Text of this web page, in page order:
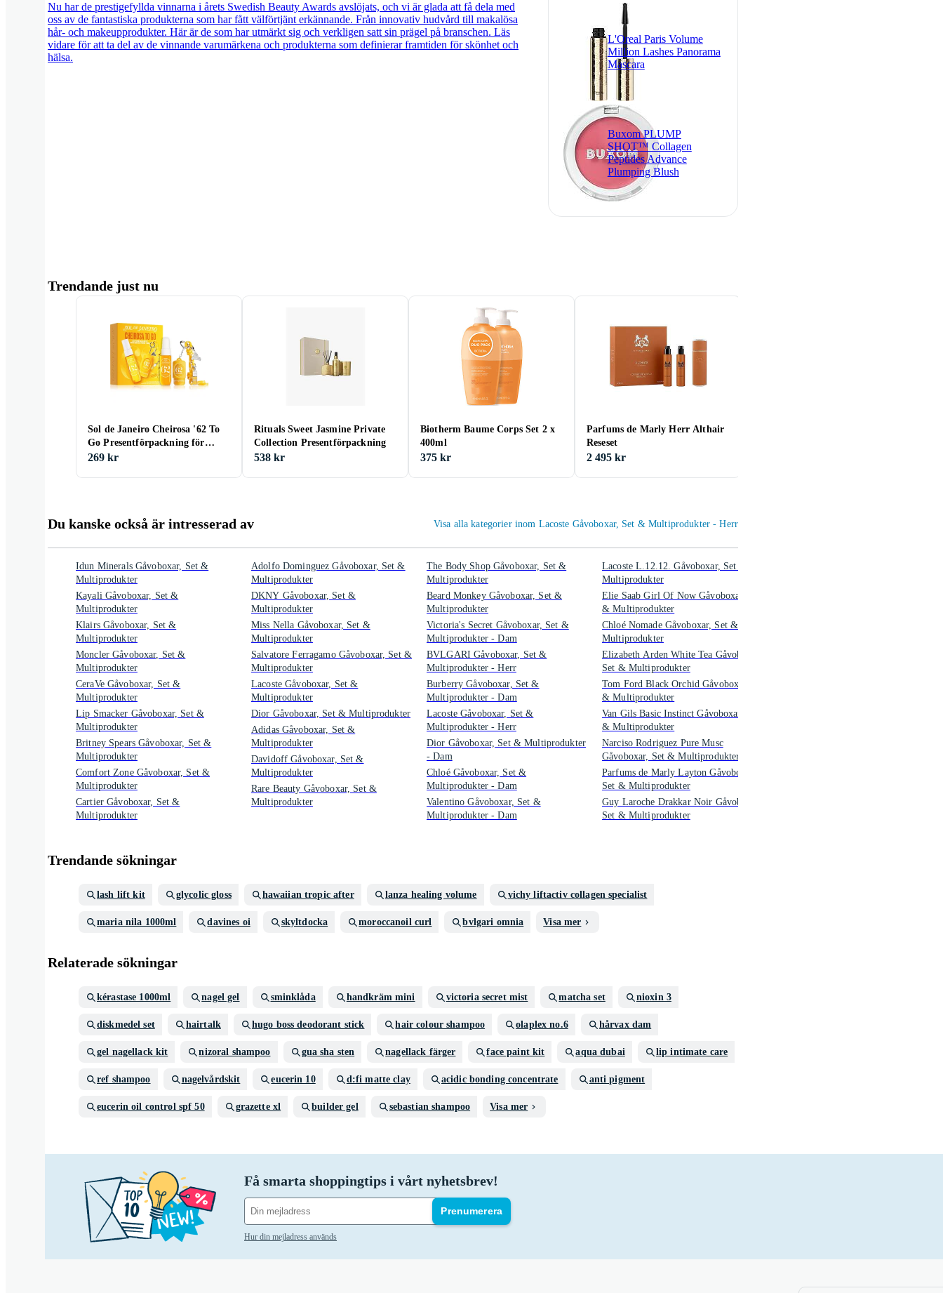
Nu har de prestigefyllda vinnarna i årets Swedish Beauty Awards avslöjats, och vi är glada att få dela med
oss av de fantastiska produkterna som har fått välförtjänt erkännande. Från innovativ hudvård till makalösa
hår- och makeupprodukter. Här är de som har utmärkt sig och verkligen satt sin prägel på branschen. Läs
vidare för att ta del av de vinnande varumärkena och produkterna som definierar framtiden för skönhet och
hälsa.
L'Oreal Paris Volume
Million Lashes Panorama
Mascara
Buxom PLUMP
SHOT™ Collagen
Peptides Advance
Plumping Blush
Trendande just nu
Sol de Janeiro Cheirosa '62 To
Go Presentförpackning för
Kvinnor
269 kr
Rituals Sweet Jasmine Private
Collection Presentförpackning
538 kr
Biotherm Baume Corps Set 2 x
400ml
375 kr
Parfums de Marly Herr Althair
Reseset
2 495 kr
Du kanske också är intresserad av Visa alla kategorier inom Lacoste Gåvoboxar, Set & Multiprodukter - Herr
Idun Minerals Gåvoboxar, Set &
Multiprodukter
Kayali Gåvoboxar, Set &
Multiprodukter
Klairs Gåvoboxar, Set &
Multiprodukter
Moncler Gåvoboxar, Set &
Multiprodukter
CeraVe Gåvoboxar, Set &
Multiprodukter
Lip Smacker Gåvoboxar, Set &
Multiprodukter
Britney Spears Gåvoboxar, Set &
Multiprodukter
Comfort Zone Gåvoboxar, Set &
Multiprodukter
Cartier Gåvoboxar, Set &
Multiprodukter
Adolfo Dominguez Gåvoboxar, Set &
Multiprodukter
DKNY Gåvoboxar, Set &
Multiprodukter
Miss Nella Gåvoboxar, Set &
Multiprodukter
Salvatore Ferragamo Gåvoboxar, Set &
Multiprodukter
Lacoste Gåvoboxar, Set &
Multiprodukter
Dior Gåvoboxar, Set & Multiprodukter
Adidas Gåvoboxar, Set &
Multiprodukter
Davidoff Gåvoboxar, Set &
Multiprodukter
Rare Beauty Gåvoboxar, Set &
Multiprodukter
The Body Shop Gåvoboxar, Set &
Multiprodukter
Beard Monkey Gåvoboxar, Set &
Multiprodukter
Victoria's Secret Gåvoboxar, Set &
Multiprodukter - Dam
BVLGARI Gåvoboxar, Set &
Multiprodukter - Herr
Burberry Gåvoboxar, Set &
Multiprodukter - Dam
Lacoste Gåvoboxar, Set &
Multiprodukter - Herr
Dior Gåvoboxar, Set & Multiprodukter
- Dam
Chloé Gåvoboxar, Set &
Multiprodukter - Dam
Valentino Gåvoboxar, Set &
Multiprodukter - Dam
Lacoste L.12.12. Gåvoboxar, Set &
Multiprodukter
Elie Saab Girl Of Now Gåvoboxar, Set
& Multiprodukter
Chloé Nomade Gåvoboxar, Set &
Multiprodukter
Elizabeth Arden White Tea Gåvoboxar,
Set & Multiprodukter
Tom Ford Black Orchid Gåvoboxar, Set
& Multiprodukter
Van Gils Basic Instinct Gåvoboxar, Set
& Multiprodukter
Narciso Rodriguez Pure Musc
Gåvoboxar, Set & Multiprodukter
Parfums de Marly Layton Gåvoboxar,
Set & Multiprodukter
Guy Laroche Drakkar Noir Gåvoboxar,
Set & Multiprodukter
Trendande sökningar
lash lift kit glycolic gloss hawaiian tropic after lanza healing volume vichy liftactiv collagen specialist
maria nila 1000ml davines oi skyltdocka moroccanoil curl bvlgari omnia Visa mer
Relaterade sökningar
kérastase 1000ml nagel gel sminklåda handkräm mini victoria secret mist matcha set nioxin 3
diskmedel set hairtalk hugo boss deodorant stick hair colour shampoo olaplex no.6 hårvax dam
gel nagellack kit nizoral shampoo gua sha sten nagellack färger face paint kit aqua dubai lip intimate care
ref shampoo nagelvårdskit eucerin 10 d:fi matte clay acidic bonding concentrate anti pigment
eucerin oil control spf 50 grazette xl builder gel sebastian shampoo Visa mer
Få smarta shoppingtips i vårt nyhetsbrev!
Prenumerera
Hur din mejladress används